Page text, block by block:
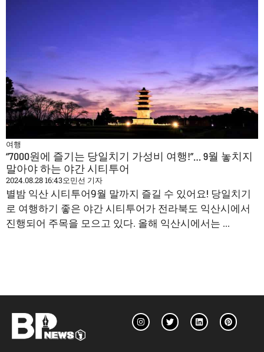
여행
“7000원에 즐기는 당일치기 가성비 여행!”… 9월 놓치지
말아야 하는 야간 시티투어
2024.08.28 16:43오민선 기자
별밤 익산 시티투어9월 말까지 즐길 수 있어요! 당일치기
로 여행하기 좋은 야간 시티투어가 전라북도 익산시에서
진행되어 주목을 모으고 있다. 올해 익산시에서는 ...